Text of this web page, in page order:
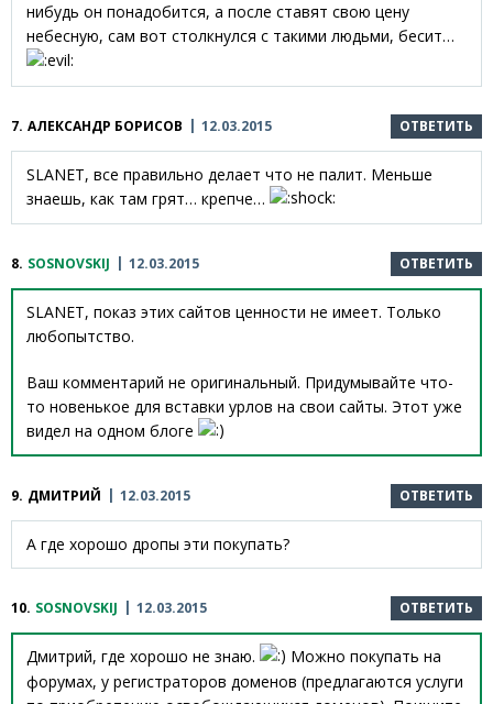
нибудь он понадобится, а после ставят свою цену
небесную, сам вот столкнулся с такими людьми, бесит…
7. АЛЕКСАНДР БОРИСОВ 12.03.2015 ОТВЕТИТЬ
SLANET, все правильно делает что не палит. Меньше
знаешь, как там грят… крепче…
8. SOSNOVSKIJ 12.03.2015 ОТВЕТИТЬ
SLANET, показ этих сайтов ценности не имеет. Только
любопытство.
Ваш комментарий не оригинальный. Придумывайте что-
то новенькое для вставки урлов на свои сайты. Этот уже
видел на одном блоге
9. ДМИТРИЙ 12.03.2015 ОТВЕТИТЬ
А где хорошо дропы эти покупать?
10. SOSNOVSKIJ 12.03.2015 ОТВЕТИТЬ
Дмитрий, где хорошо не знаю.
Можно покупать на
форумах, у регистраторов доменов (предлагаются услуги